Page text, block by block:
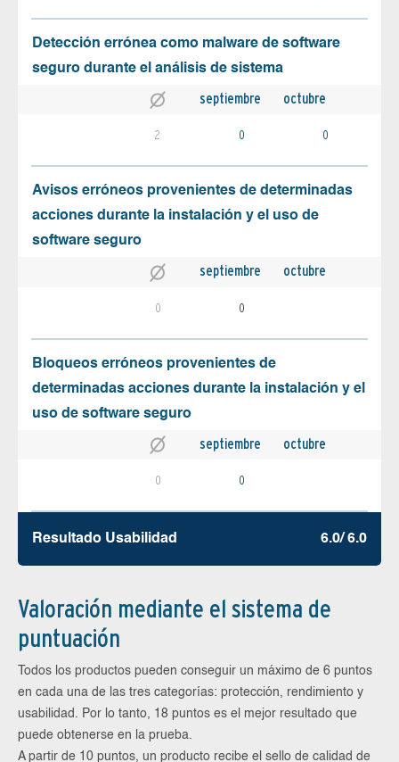
Detección errónea como malware de software
seguro durante el análisis de sistema
septiembre octubre
2 0 0
Avisos erróneos provenientes de determinadas
acciones durante la instalación y el uso de
software seguro
septiembre octubre
0 0
Bloqueos erróneos provenientes de
determinadas acciones durante la instalación y el
uso de software seguro
septiembre octubre
0 0
Resultado Usabilidad 6.0/ 6.0
Valoración mediante el sistema de
puntuación
Todos los productos pueden conseguir un máximo de 6 puntos
en cada una de las tres categorías: protección, rendimiento y
usabilidad. Por lo tanto, 18 puntos es el mejor resultado que
puede obtenerse en la prueba.
A partir de 10 puntos, un producto recibe el sello de calidad de